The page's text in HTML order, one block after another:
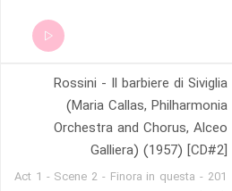
Ehi, Fiorello 105 - Act 1 - Scene 1 - Mille
grazie, mio signore 106 - Act 1 - Scene
1 - Largo al factotum 108 - Act 1 -
Scene 1 - Ah, che bella vita! 109 - Act 1 -
Scene 1 - Se il mio nome saper voi
bramate 110 - Act 1 - Scene 1 - Oh,
cielo! 111 - Act 1 - Scene 1 - All'idea di
quel metallo 112 - Act 1 - Scene 1 -
Rossini - Il barbiere di Siviglia
(Maria Callas, Philharmonia
Orchestra and Chorus, Alceo
Galliera) (1957) [CD#2]
201 - Act 1 - Scene 2 - Finora in questa